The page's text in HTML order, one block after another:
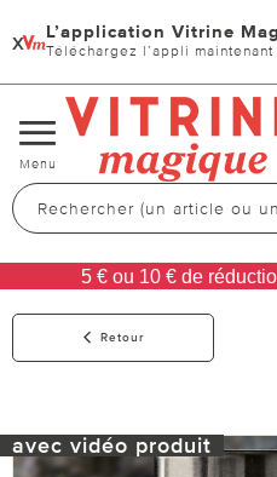
x L’application Vitrine
Téléchargez l’appli maintenant
Changer
de
navigation
Menu
5 € ou 10 € de
Retour
avec vidéo produit